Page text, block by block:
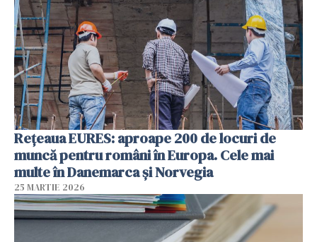
Rețeaua EURES: aproape 200 de locuri de
muncă pentru români în Europa. Cele mai
multe în Danemarca și Norvegia
25 MARTIE 2026